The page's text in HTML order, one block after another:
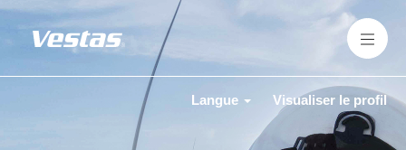
Langue Visualiser le profil